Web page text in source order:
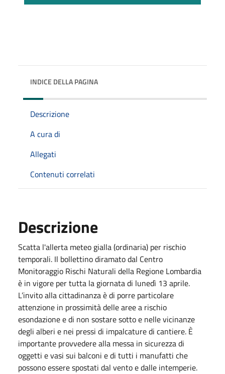
INDICE DELLA PAGINA
Descrizione
A cura di
Allegati
Contenuti correlati
Descrizione
Scatta l'allerta meteo gialla (ordinaria) per rischio
temporali. Il bollettino diramato dal Centro
Monitoraggio Rischi Naturali della Regione Lombardia
è in vigore per tutta la giornata di lunedì 13 aprile.
L’invito alla cittadinanza è di porre particolare
attenzione in prossimità delle aree a rischio
esondazione e di non sostare sotto e nelle vicinanze
degli alberi e nei pressi di impalcature di cantiere. È
importante provvedere alla messa in sicurezza di
oggetti e vasi sui balconi e di tutti i manufatti che
possono essere spostati dal vento e dalle intemperie.